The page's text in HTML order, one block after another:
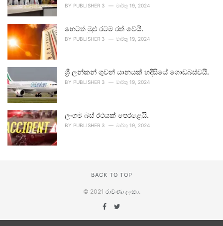
BY PUBLISHER 3 මාර්තු 19, 2024
හෙටත් මුළු රටම රත් වෙයි.
BY PUBLISHER 3 මාර්තු 19, 2024
ශ්‍රී ලන්කන් ගුවන් යානයක් හදිසියේ ගොඩබස්වයි.
BY PUBLISHER 3 මාර්තු 19, 2024
ලංගම බස් රථයක් පෙරළෙයි.
BY PUBLISHER 3 මාර්තු 19, 2024
BACK TO TOP
© 2021 රාවණා ලංකා.